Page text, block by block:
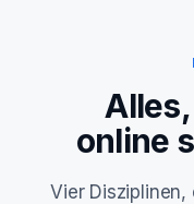
online
Vier Disziplinen,